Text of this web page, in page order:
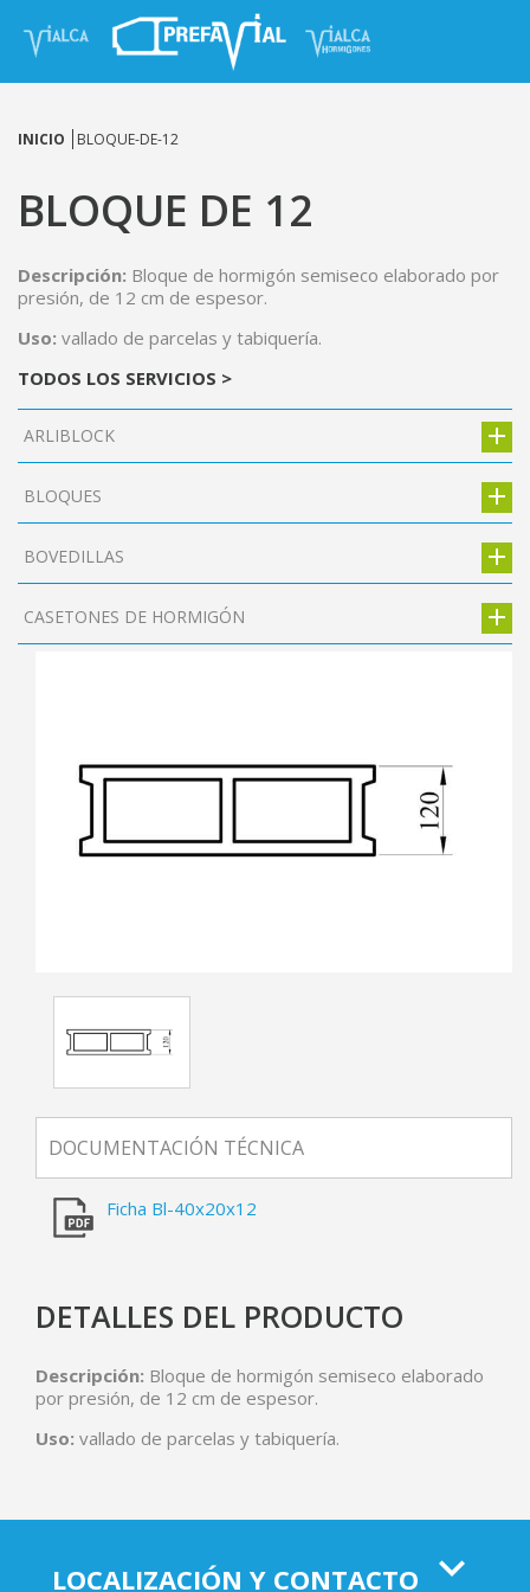
INICIO BLOQUE-DE-12
BLOQUE DE 12
Descripción: Bloque de hormigón semiseco elaborado por
presión, de 12 cm de espesor.
Uso: vallado de parcelas y tabiquería.
TODOS LOS SERVICIOS >
ARLIBLOCK
BLOQUES
BOVEDILLAS
CASETONES DE HORMIGÓN
DOCUMENTACIÓN TÉCNICA
Ficha Bl-40x20x12
DETALLES DEL PRODUCTO
Descripción: Bloque de hormigón semiseco elaborado
por presión, de 12 cm de espesor.
Uso: vallado de parcelas y tabiquería.
LOCALIZACIÓN Y CONTACTO